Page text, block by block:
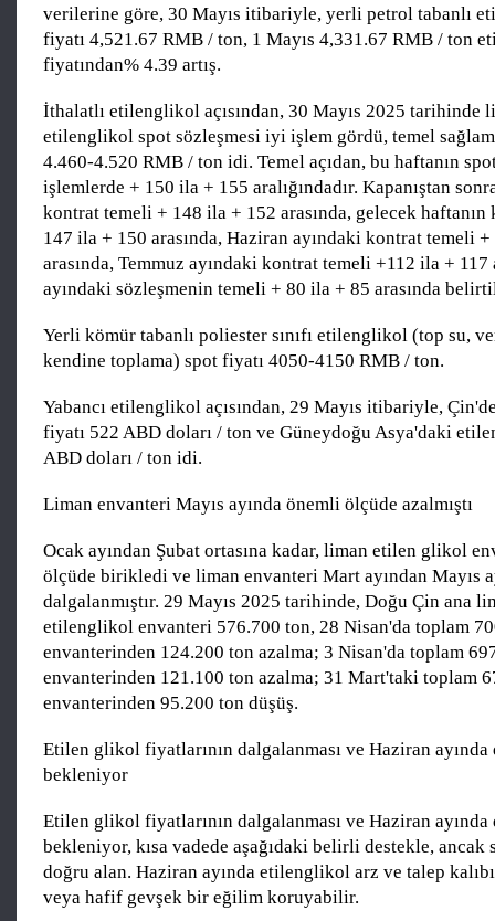
verilerine göre, 30 Mayıs itibariyle, yerli petrol tabanlı
fiyatı 4,521.67 RMB / ton, 1 Mayıs 4,331.67 RMB / ton
fiyatından% 4.39 artış.
İthalatlı etilenglikol açısından, 30 Mayıs 2025 tarihinde
etilenglikol spot sözleşmesi iyi işlem gördü, temel
4.460-4.520 RMB / ton idi. Temel açıdan, bu haftanın
işlemlerde + 150 ila + 155 aralığındadır. Kapanıştan
kontrat temeli + 148 ila + 152 arasında, gelecek
147 ila + 150 arasında, Haziran ayındaki kontrat temeli
arasında, Temmuz ayındaki kontrat temeli +112 ila + 117
ayındaki sözleşmenin temeli + 80 ila + 85 arasında
Yerli kömür tabanlı poliester sınıfı etilenglikol (top su,
kendine toplama) spot fiyatı 4050-4150 RMB / ton.
Yabancı etilenglikol açısından, 29 Mayıs itibariyle,
fiyatı 522 ABD doları / ton ve Güneydoğu Asya'daki
ABD doları / ton idi.
Liman envanteri Mayıs ayında önemli ölçüde azalmıştı
Ocak ayından Şubat ortasına kadar, liman etilen glikol
ölçüde birikledi ve liman envanteri Mart ayından Mayıs
dalgalanmıştır. 29 Mayıs 2025 tarihinde, Doğu Çin ana
etilenglikol envanteri 576.700 ton, 28 Nisan'da toplam
envanterinden 124.200 ton azalma; 3 Nisan'da toplam
envanterinden 121.100 ton azalma; 31 Mart'taki toplam
envanterinden 95.200 ton düşüş.
Etilen glikol fiyatlarının dalgalanması ve Haziran ayında
bekleniyor
Etilen glikol fiyatlarının dalgalanması ve Haziran ayında
bekleniyor, kısa vadede aşağıdaki belirli destekle, ancak
doğru alan. Haziran ayında etilenglikol arz ve talep kalıbı
veya hafif gevşek bir eğilim koruyabilir.